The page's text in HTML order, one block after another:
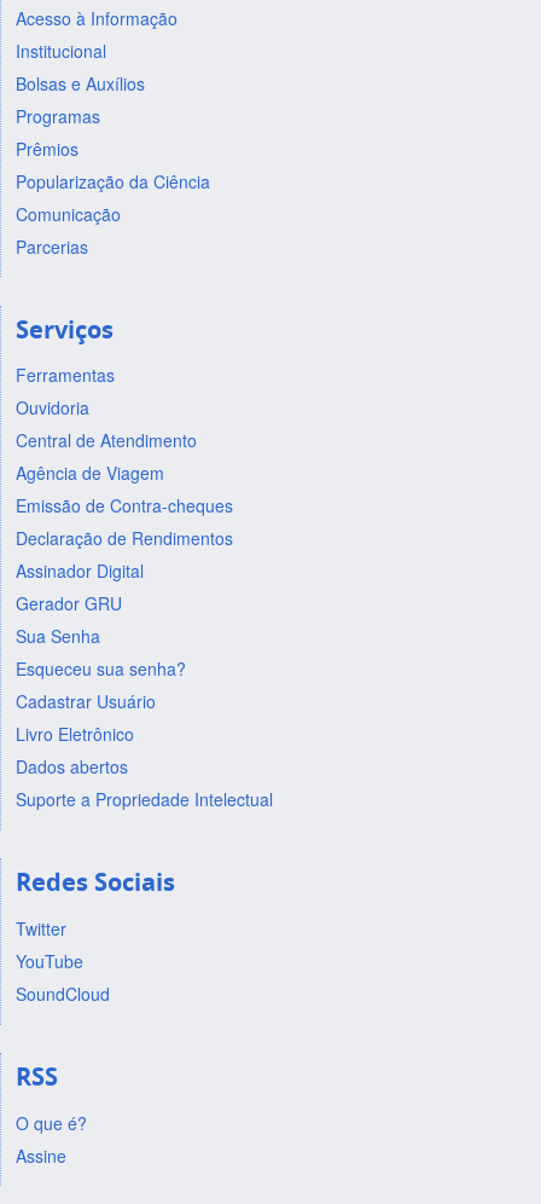
Acesso à Informação
Institucional
Bolsas e Auxílios
Programas
Prêmios
Popularização da Ciência
Comunicação
Parcerias
Serviços
Ferramentas
Ouvidoria
Central de Atendimento
Agência de Viagem
Emissão de Contra-cheques
Declaração de Rendimentos
Assinador Digital
Gerador GRU
Sua Senha
Esqueceu sua senha?
Cadastrar Usuário
Livro Eletrônico
Dados abertos
Suporte a Propriedade Intelectual
Redes Sociais
Twitter
YouTube
SoundCloud
RSS
O que é?
Assine